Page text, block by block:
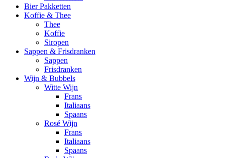
Bier Pakketten
Koffie & Thee
Thee
Koffie
Siropen
Sappen & Frisdranken
Sappen
Frisdranken
Wijn & Bubbels
Witte Wijn
Frans
Italiaans
Spaans
Rosé Wijn
Frans
Italiaans
Spaans